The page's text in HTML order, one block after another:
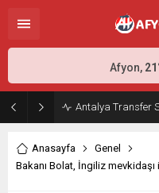
Afyon, 21
Anasayfa
Genel
Bakanı Bolat, İngiliz